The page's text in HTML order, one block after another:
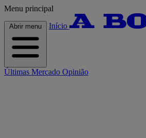
Menu principal
Abrir menu Início
Últimas Mercado Opinião